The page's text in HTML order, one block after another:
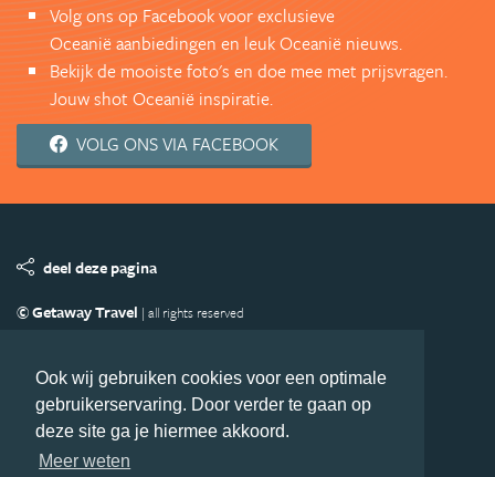
Ook wij gebruiken cookies voor een optimale
gebruikerservaring. Door verder te gaan op
deze site ga je hiermee akkoord.
Meer weten
Volg ons op Facebook voor exclusieve
Oceanië aanbiedingen en leuk Oceanië nieuws.
Bekijk de mooiste foto's en doe mee met prijsvragen.
Jouw shot Oceanië inspiratie.
VOLG ONS VIA FACEBOOK
deel deze pagina
© Getaway Travel | all rights reserved
Copyright
Privacy statement Disclaimer
Cookies
Volg Oceanie.nl
Nieuwsbrief
Facebook